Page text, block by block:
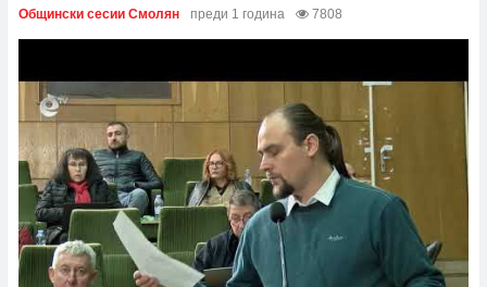
Общински сесии Смолян преди 1 година 7808